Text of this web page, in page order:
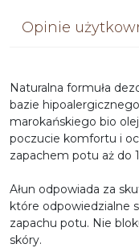
Opinie
Naturalna formuła
bazie
marokańskiego bio
poczucie komfortu i
zapachem potu aż do
Ałun odpowiada za
które odpowiedzialne
zapachu potu. Nie
skóry.